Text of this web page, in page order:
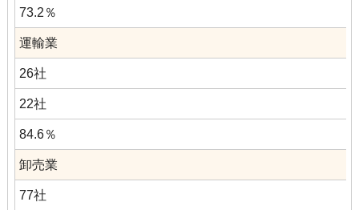
73.2％
運輸業
26社
22社
84.6％
卸売業
77社